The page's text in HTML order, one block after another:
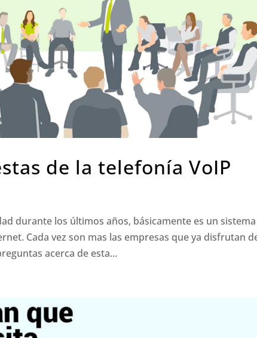
de la telefonía VoIP
durante los últimos años, básicamente es un sistema
Cada vez son mas las empresas que ya disfrutan
acerca de esta...